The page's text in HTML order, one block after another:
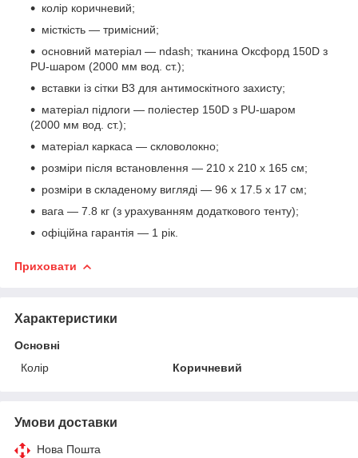
колір коричневий;
місткість — тримісний;
основний матеріал — ndash; тканина Оксфорд 150D з
PU-шаром (2000 мм вод. ст.);
вставки із сітки B3 для антимоскітного захисту;
матеріал підлоги — поліестер 150D з PU-шаром
(2000 мм вод. ст.);
матеріал каркаса — скловолокно;
розміри після встановлення — 210 х 210 х 165 см;
розміри в складеному вигляді — 96 х 17.5 х 17 см;
вага — 7.8 кг (з урахуванням додаткового тенту);
офіційна гарантія — 1 рік.
Приховати
Характеристики
Основні
Колір
Коричневий
Умови доставки
Нова Пошта